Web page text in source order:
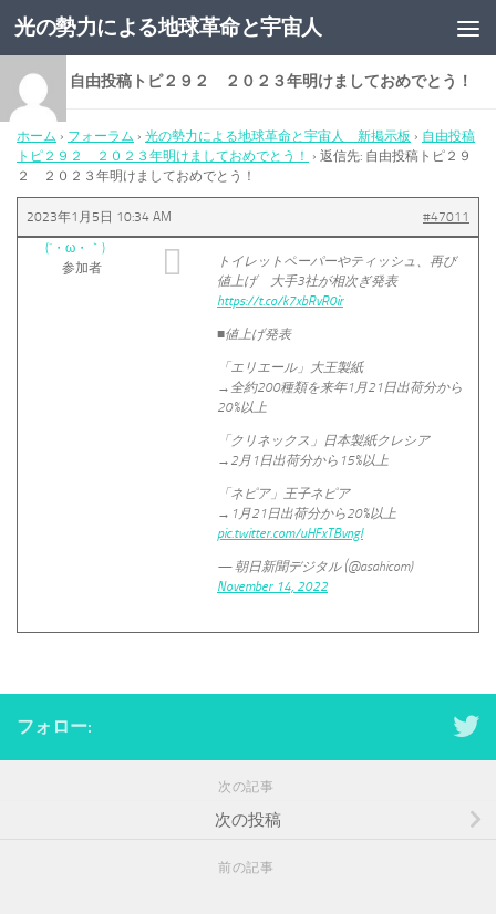
コンテンツへスキップ
光の勢力による地球革命と宇宙人
返信先: 自由投稿トピ２９２ ２０２３年明けましておめでとう！
ホーム › フォーラム › 光の勢力による地球革命と宇宙人 新掲示板 › 自由投稿
トピ２９２ ２０２３年明けましておめでとう！
› 返信先: 自由投稿トピ２９
２ ２０２３年明けましておめでとう！
2023年1月5日 10:34 AM
#47011
(´・ω・｀)
参加者
トイレットペーパーやティッシュ、再び
値上げ 大手3社が相次ぎ発表
https://t.co/k7xbRvR0ir
■値上げ発表
「エリエール」大王製紙
→全約200種類を来年1月21日出荷分から
20%以上
「クリネックス」日本製紙クレシア
→2月1日出荷分から15%以上
「ネピア」王子ネピア
→1月21日出荷分から20%以上
pic.twitter.com/uHFxTBvngI
— 朝日新聞デジタル (@asahicom)
November 14, 2022
フォロー:
次の記事
次の投稿
前の記事